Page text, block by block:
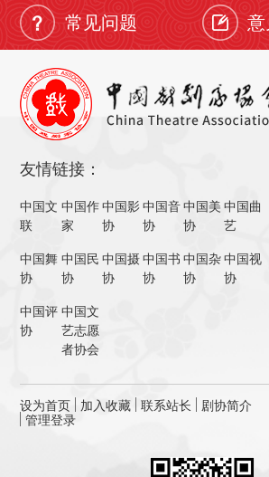
常见问题 意
友情链接：
中国文
联
中国作
家
中国影
协
中国音
协
中国美
协
中国曲
艺
中国舞
协
中国民
协
中国摄
协
中国书
协
中国杂
协
中国视
协
中国评
协
中国文
艺志愿
者协会
设为首页 加入收藏 联系站长
剧协简介
管理登录